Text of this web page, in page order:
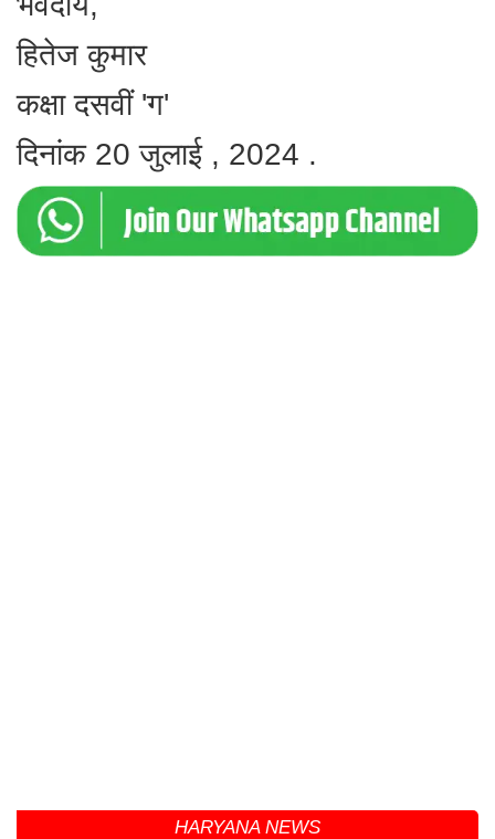
हितेज कुमार
कक्षा दसवीं 'ग'
दिनांक 20 जुलाई , 2024 .
HARYANA NEWS